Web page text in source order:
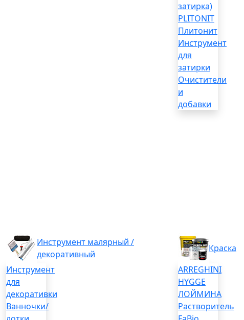
затирка)
PLITONIT
Плитонит
Инструмент
для
затирки
Очистители
и
добавки
Инструмент малярный /
декоративный
Инструмент
для
декоративки
Ванночки/
Краска
ARREGHINI
HYGGE
ЛОЙМИНА
Растворитель